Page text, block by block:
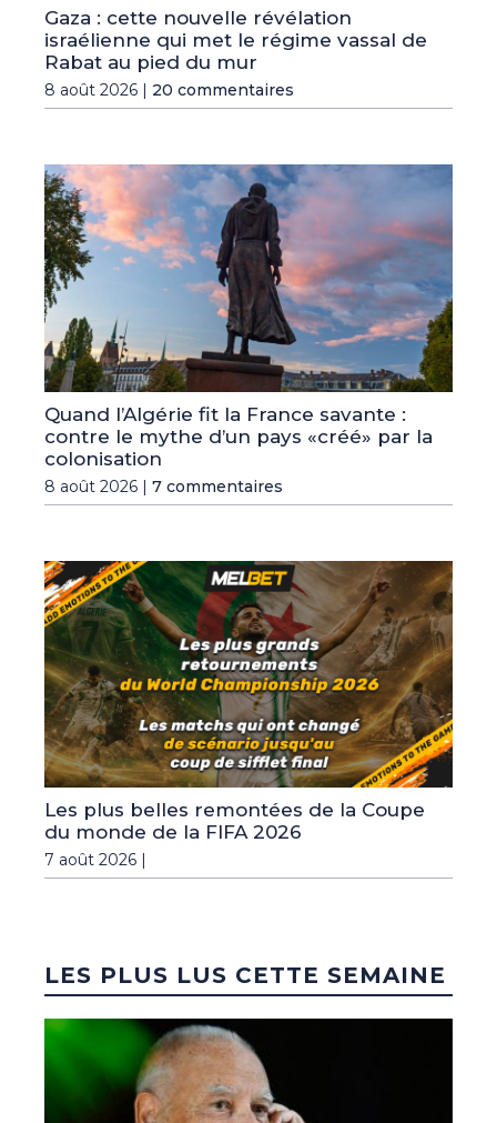
Gaza : cette nouvelle révélation
israélienne qui met le régime vassal de
Rabat au pied du mur
8 août 2026 | 20 commentaires
Quand l’Algérie fit la France savante :
contre le mythe d’un pays «créé» par la
colonisation
8 août 2026 | 7 commentaires
Les plus belles remontées de la Coupe
du monde de la FIFA 2026
7 août 2026 |
LES PLUS LUS CETTE SEMAINE